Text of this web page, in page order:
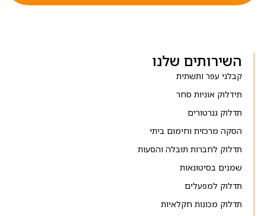
השירותים שלנו
קבלני עפר ותשתית
תידלוק אוניות סחר
תדלוק גנרטורים
הסקה מרכזית וחימום ביתי
תדלוק לחברות תובלה והסעות
שמנים בסיטונאות
תדלוק למפעלים
תדלוק מכונות חקלאיות